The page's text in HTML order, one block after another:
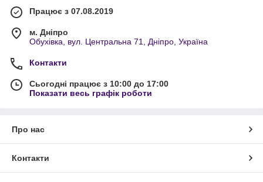
Працює з 07.08.2019
м. Дніпро
Обухівка, вул. Центральна 71, Дніпро, Україна
Контакти
Сьогодні працює з 10:00 до 17:00
Показати весь графік роботи
Про нас
Контакти